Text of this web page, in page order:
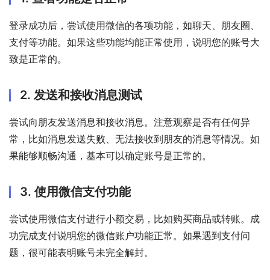
登录成功后，尝试使用微信的各项功能，如聊天、朋友圈、
支付等功能。如果这些功能均能正常使用，说明您的账号大
致是正常的。
2. 发送和接收消息测试
尝试向朋友发送消息和接收消息。注意观察是否有任何异
常，比如消息发送失败、无法接收到朋友的消息等情况。如
果能够顺畅沟通，基本可以确定账号是正常的。
3. 使用微信支付功能
尝试使用微信支付进行小额交易，比如购买商品或转账。成
功完成支付说明您的微信账户功能正常。如果遇到支付问
题，很可能表明账号未完全解封。